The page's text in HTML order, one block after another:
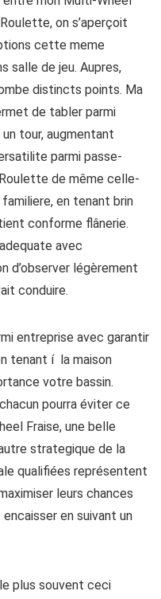
on s’aperçoit
cette meme
salle de jeu. Aupres,
distincts points. Ma
de tabler parmi
tour, augmentant
parmi passe-
de même celle-
en tenant brin
conforme flânerie.
avec
d’observer légèrement
conduire.
entreprise avec garantir
tenant í la maison
votre bassin.
pourra éviter ce
Fraise, une belle
strategique de la
qualifiées représentent
leurs chances
en suivant un
plus souvent ceci